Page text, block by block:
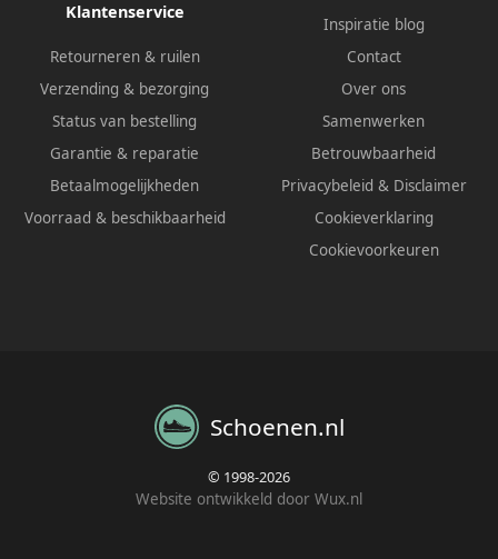
Klantenservice
Retourneren & ruilen
Verzending & bezorging
Status van bestelling
Garantie & reparatie
Betaalmogelijkheden
Voorraad & beschikbaarheid
Inspiratie blog
Contact
Over ons
Samenwerken
Betrouwbaarheid
Privacybeleid & Disclaimer
Cookieverklaring
Cookievoorkeuren
Schoenen.nl
© 1998-2026
Website ontwikkeld door Wux.nl